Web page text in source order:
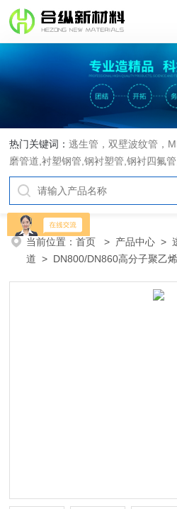
热门关键词：逃生管，双壁波纹管，
磨管道,衬塑钢管,钢衬塑管,钢衬四氟
当前位置：首页 > 产品中心 >
道 > DN800/DN860高分子聚乙